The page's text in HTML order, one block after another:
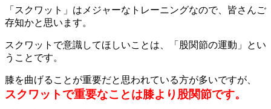
「スクワット」はメジャーなトレーニングなので、皆さんご
存知かと思います。
スクワットで意識してほしいことは、「股関節の運動」とい
うことです。
膝を曲げることが重要だと思われている方が多いですが、
スクワットで重要なことは膝より股関節です。